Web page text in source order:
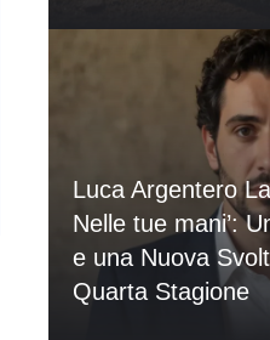
Luca Argentero
Nelle tue mani’:
e una Nuova
Quarta Stagione